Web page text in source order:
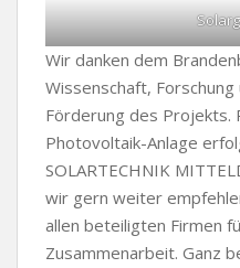
Wir danken dem
Wissenschaft,
Förderung des Projekts.
Photovoltaik-Anlage
SOLARTECHNIK
wir gern weiter
allen beteiligten Firmen
Zusammenarbeit. Ganz